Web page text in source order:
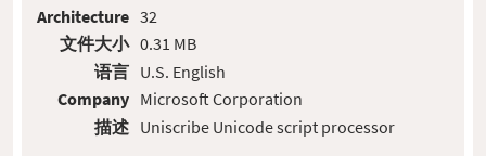
Architecture
文件大小
语言
Company
描述
32
0.31 MB
U.S. English
Microsoft Corporation
Uniscribe Unicode script processor